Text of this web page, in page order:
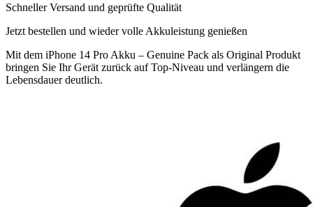
Schneller Versand und geprüfte Qualität
Jetzt bestellen und wieder volle Akkuleistung genießen
Mit dem iPhone 14 Pro Akku – Genuine Pack als Original Produkt
bringen Sie Ihr Gerät zurück auf Top-Niveau und verlängern die
Lebensdauer deutlich.